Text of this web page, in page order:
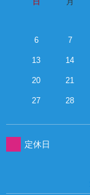
6 7
13 14
20 21
27 28
定休日